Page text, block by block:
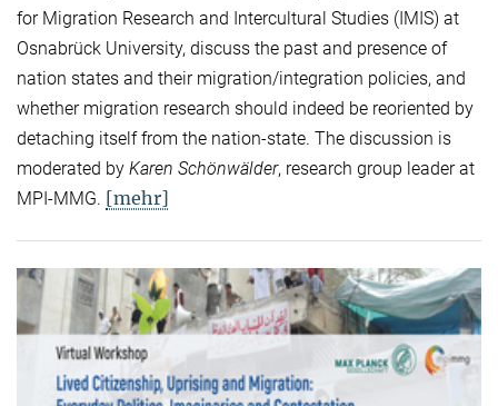
for Migration Research and Intercultural Studies (IMIS) at
Osnabrück University, discuss the past and presence of
nation states and their migration/integration policies, and
whether migration research should indeed be reoriented by
detaching itself from the nation-state. The discussion is
moderated by Karen Schönwälder, research group leader at
MPI-MMG. [mehr]